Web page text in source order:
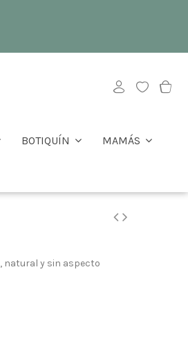
BOTIQUÍN MAMÁS
, natural y sin aspecto